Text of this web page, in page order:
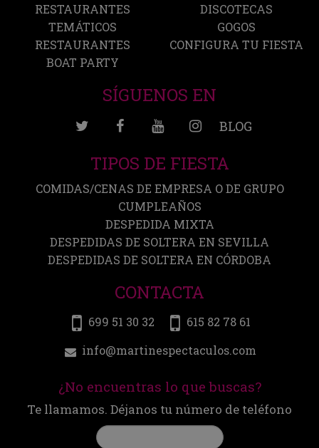
RESTAURANTES
TEMÁTICOS
RESTAURANTES
BOAT PARTY
DISCOTECAS
GOGOS
CONFIGURA TU FIESTA
SÍGUENOS EN
BLOG
TIPOS DE FIESTA
COMIDAS/CENAS DE EMPRESA O DE GRUPO
CUMPLEAÑOS
DESPEDIDA MIXTA
DESPEDIDAS DE SOLTERA EN SEVILLA
DESPEDIDAS DE SOLTERA EN CÓRDOBA
CONTACTA
699 51 30 32
615 82 78 61
info@martinespectaculos.com
¿No encuentras lo que buscas?
Te llamamos. Déjanos tu número de teléfono